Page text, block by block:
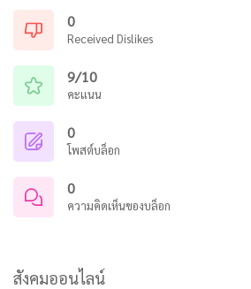
0
Received Dislikes
9/10
คะแนน
0
โพสต์บล็อก
0
ความคิดเห็นของบล็อก
สังคมออนไลน์